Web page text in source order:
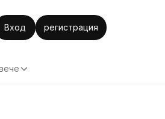
Вход регистрация